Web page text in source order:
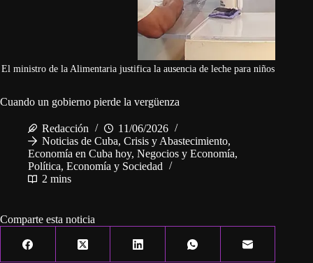
El ministro de la Alimentaria justifica la ausencia de leche para niños
Cuando un gobierno pierde la vergüenza
Redacción
11/06/2026
Noticias de Cuba, Crisis y Abastecimiento,
Economía en Cuba hoy, Negocios y Economía,
Política, Economía y Sociedad
2 mins
Comparte esta noticia